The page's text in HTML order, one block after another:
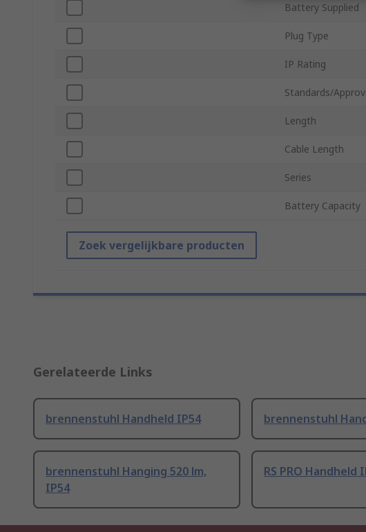
Battery Supplied
Plug Type
IP Rating
Standards/
Length
Cable Length
Series
Battery Capacity
Zoek vergelijkbare producten
Gerelateerde Links
brennenstuhl Handheld IP54 brennenstuhl
brennenstuhl Hanging 520 lm,
IP54
RS PRO Handheld